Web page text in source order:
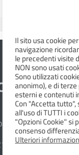
DI
8 – 42020
– Fax 0522
Il sito usa cookie
navigazione
le precedenti visite
NON sono usati
Sono utilizzati
anonimo), e di
esterni e contenuti
Con "Accetta tutto",
all'uso di TUTTI i
"Opzioni Cookie" si
consenso
Ulteriori